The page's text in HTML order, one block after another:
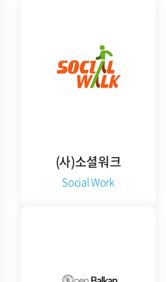
(사)소셜워크
Social Work